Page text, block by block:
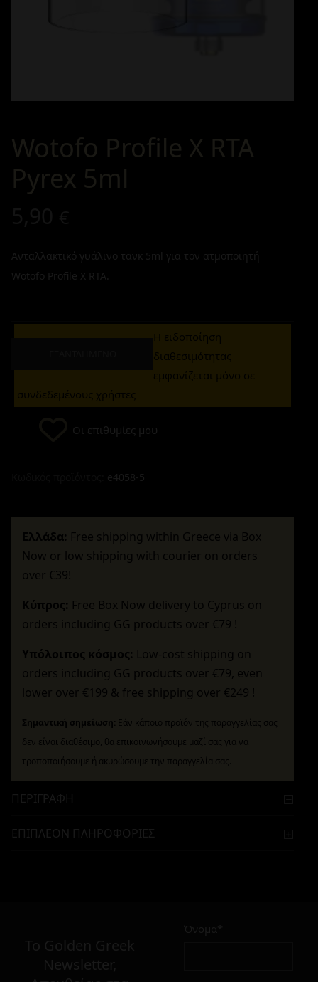
Wotofo Profile X RTA
Pyrex 5ml
Ανταλλακτικό γυάλινο τανκ 5ml για τον ατμοποιητή
Wotofo Profile X RTA.
Η ειδοποίηση
διαθεσιμότητας
εμφανίζεται μόνο σε
συνδεδεμένους χρήστες
Οι επιθυμίες μου
e4058-5
Ελλάδα: Free shipping within Greece via Box
Now or low shipping with courier on orders
over €39!
Κύπρος: Free Box Now delivery to Cyprus on
orders including GG products over €79 !
Υπόλοιπος κόσμος: Low-cost shipping on
orders including GG products over €79, even
lower over €199 & free shipping over €249 !
Σημαντική σημείωση: Εάν κάποιο προϊόν της παραγγελίας σας
δεν είναι διαθέσιμο, θα επικοινωνήσουμε μαζί σας για να
τροποποιήσουμε ή ακυρώσουμε την παραγγελία σας.
ΠΕΡΙΓΡΑΦΉ
ΕΠΙΠΛΈΟΝ ΠΛΗΡΟΦΟΡΊΕΣ